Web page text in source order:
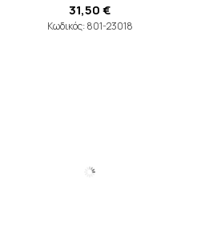
31,50 €
Κωδικός: 801-23018